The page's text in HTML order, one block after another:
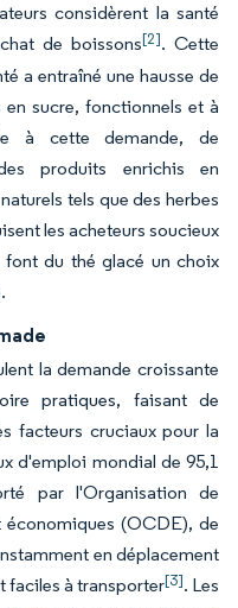
considèrent la santé
de boissons[2]. Cette
a entraîné une hausse de
sucre, fonctionnels et à
à cette demande, de
produits enrichis en
tels que des herbes
les acheteurs soucieux
du thé glacé un choix
la demande croissante
pratiques, faisant de
facteurs cruciaux pour la
d'emploi mondial de 95,1
par l'Organisation de
(OCDE), de
en déplacement
faciles à transporter[3]. Les